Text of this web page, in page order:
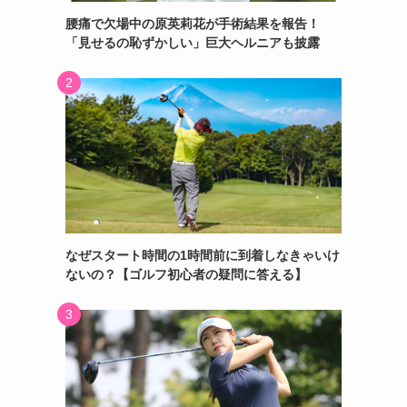
腰痛で欠場中の原英莉花が手術結果を報告！
「見せるの恥ずかしい」巨大ヘルニアも披露
なぜスタート時間の1時間前に到着しなきゃいけ
ないの？【ゴルフ初心者の疑問に答える】